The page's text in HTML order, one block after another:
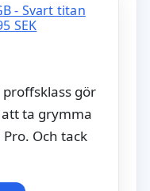
- Svart titan
SEK
gör
ta grymma
Och tack